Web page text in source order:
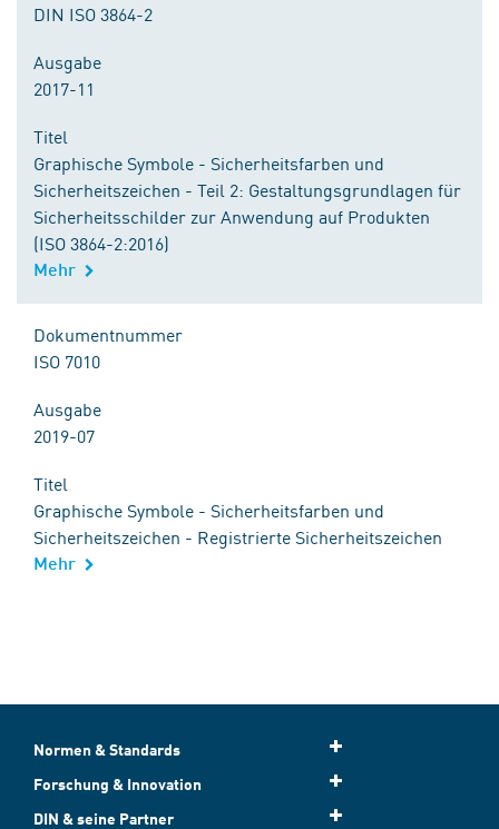
DIN ISO 3864-2
Ausgabe
2017-11
Titel
Graphische Symbole - Sicherheitsfarben und
Sicherheitszeichen - Teil 2: Gestaltungsgrundlagen für
Sicherheitsschilder zur Anwendung auf Produkten
(ISO 3864-2:2016)
Mehr
Dokumentnummer
ISO 7010
Ausgabe
2019-07
Titel
Graphische Symbole - Sicherheitsfarben und
Sicherheitszeichen - Registrierte Sicherheitszeichen
Mehr
Normen & Standards
Forschung & Innovation
DIN & seine Partner